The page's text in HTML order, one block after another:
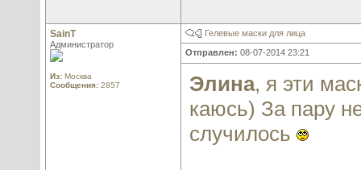
SainT
Администратор
Из: Москва
Сообщения: 2857
Гелевые маски для лица
Отправлен: 08-07-2014 23:21
Элина, я эти
каюсь) За пару
случилось